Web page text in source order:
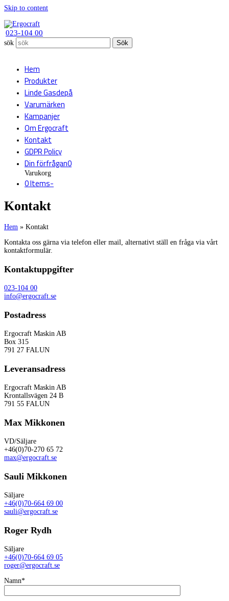
Skip to content
023-104 00
sök Sök
Hem
Produkter
Linde Gasdepå
Varumärken
Kampanjer
Om Ergocraft
Kontakt
GDPR Policy
Din förfrågan0
Varukorg
0 Items-
Kontakt
Hem » Kontakt
Kontakta oss gärna via telefon eller mail, alternativt ställ en fråga via vårt
kontaktformulär.
Kontaktuppgifter
023-104 00
info@ergocraft.se
Postadress
Ergocraft Maskin AB
Box 315
791 27 FALUN
Leveransadress
Ergocraft Maskin AB
Krontallsvägen 24 B
791 55 FALUN
Max Mikkonen
VD/Säljare
+46(0)70-270 65 72
max@ergocraft.se
Sauli Mikkonen
Säljare
+46(0)70-664 69 00
sauli@ergocraft.se
Roger Rydh
Säljare
+46(0)70-664 69 05
roger@ergocraft.se
Namn*